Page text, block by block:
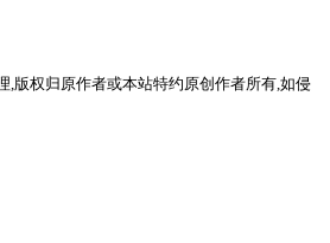
,版权归原作者或本站特约原创作者所有,如侵